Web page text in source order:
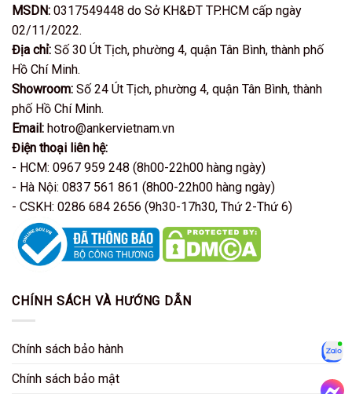
MSDN: 0317549448 do Sở KH&ĐT TP.HCM cấp ngày
02/11/2022.
Địa chỉ: Số 30 Út Tịch, phường 4, quận Tân Bình, thành phố
Hồ Chí Minh.
Showroom: Số 24 Út Tịch, phường 4, quận Tân Bình, thành
phố Hồ Chí Minh.
Email: hotro@ankervietnam.vn
Điện thoại liên hệ:
- HCM: 0967 959 248 (8h00-22h00 hàng ngày)
- Hà Nội: 0837 561 861 (8h00-22h00 hàng ngày)
- CSKH: 0286 684 2656 (9h30-17h30, Thứ 2-Thứ 6)
CHÍNH SÁCH VÀ HƯỚNG DẪN
Chính sách bảo hành
Chính sách bảo mật